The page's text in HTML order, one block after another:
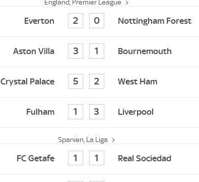
England, Premier League
Everton 2 0 Nottingham Forest
Aston Villa 3 1 Bournemouth
Crystal Palace 5 2 West Ham
Fulham 1 3 Liverpool
Spanien, La Liga
FC Getafe 1 1 Real Sociedad